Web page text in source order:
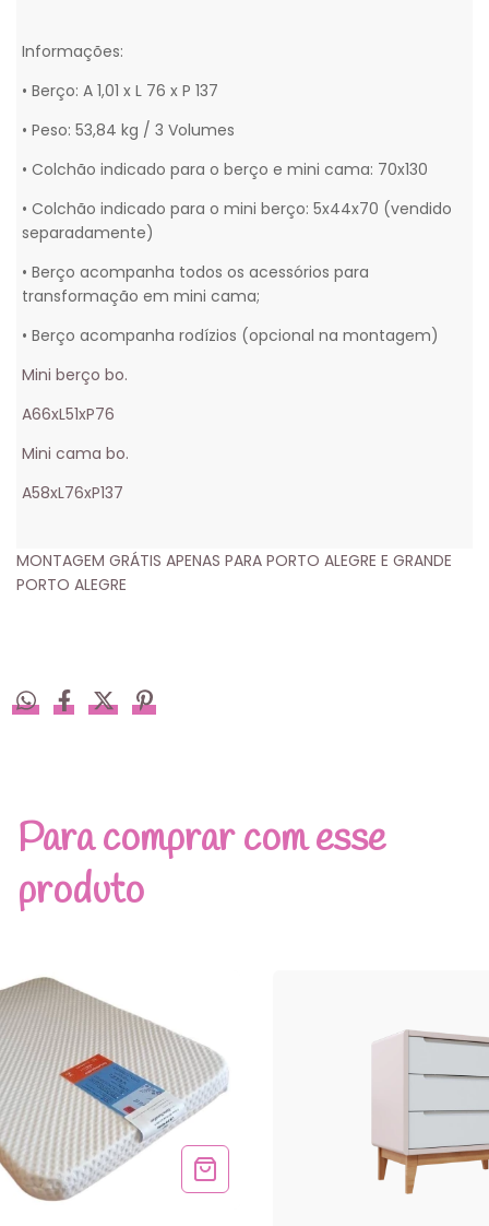
Informações:
• Berço: A 1,01 x L 76 x P 137
• Peso: 53,84 kg / 3 Volumes
• Colchão indicado para o berço e mini cama: 70x130
• Colchão indicado para o mini berço: 5x44x70 (vendido
separadamente)
• Berço acompanha todos os acessórios para
transformação em mini cama;
• Berço acompanha rodízios (opcional na montagem)
Mini berço bo.
A66xL51xP76
Mini cama bo.
A58xL76xP137
MONTAGEM GRÁTIS APENAS PARA PORTO ALEGRE E GRANDE
PORTO ALEGRE
Para comprar com esse
produto